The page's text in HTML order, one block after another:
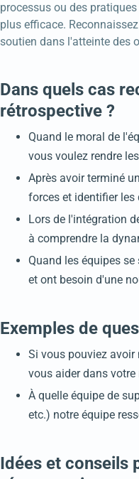
processus ou des
plus efficace.
soutien dans l'atteinte des
Dans quels cas
rétrospective ?
Quand le moral de
vous voulez rendre
Après avoir terminé
forces et identifier
Lors de l'intégration
à comprendre la
Quand les équipes
et ont besoin d'une
Exemples de
Si vous pouviez avoir
vous aider dans votre
À quelle équipe de
etc.) notre équipe
Idées et conseils